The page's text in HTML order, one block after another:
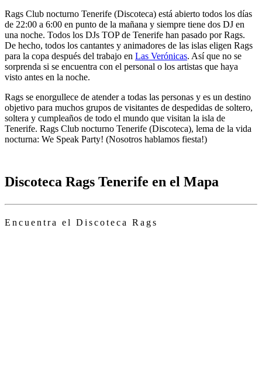
Rags Club nocturno Tenerife (Discoteca) está abierto todos los días
de 22:00 a 6:00 en punto de la mañana y siempre tiene dos DJ en
una noche. Todos los DJs TOP de Tenerife han pasado por Rags.
De hecho, todos los cantantes y animadores de las islas eligen Rags
para la copa después del trabajo en Las Verónicas. Así que no se
sorprenda si se encuentra con el personal o los artistas que haya
visto antes en la noche.
Rags se enorgullece de atender a todas las personas y es un destino
objetivo para muchos grupos de visitantes de despedidas de soltero,
soltera y cumpleaños de todo el mundo que visitan la isla de
Tenerife. Rags Club nocturno Tenerife (Discoteca), lema de la vida
nocturna: We Speak Party! (Nosotros hablamos fiesta!)
Discoteca Rags Tenerife en el Mapa
Encuentra el Discoteca Rags